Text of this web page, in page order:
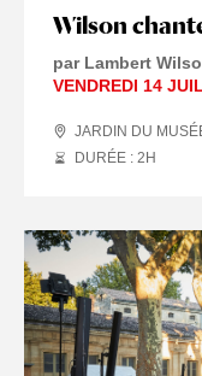
Wilson
par Lambert
VENDREDI 14
JARDIN DU
DURÉE : 2 H